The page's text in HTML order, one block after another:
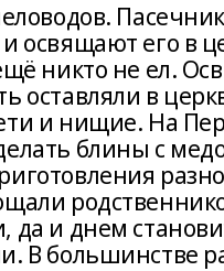
освящают его в
никто не ел.
оставляли в
и нищие. На
блины с
да и днем
В большинстве